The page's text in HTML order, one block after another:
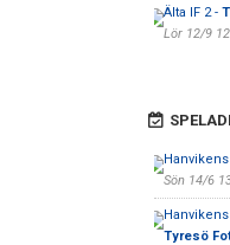
Älta IF 2 -
Lör 12/9
Hanvikens
Sön 14/6
Tyresö